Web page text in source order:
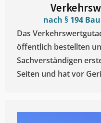
nach § 194
Das
öffentlich bestellten
Sachverständigen
Seiten und hat vor